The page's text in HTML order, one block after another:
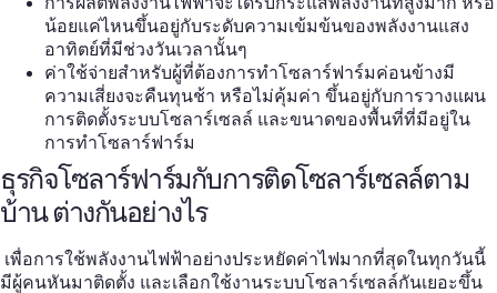
น้อยแค่ไหนขึ้นอยู่กับระดับความเข้มข้นของพลังงานแสง
อาทิตย์ที่มีช่วงวันเวลานั้นๆ
ค่าใช้จ่ายสำหรับผู้ที่ต้องการทำโซลาร์ฟาร์มค่อนข้างมี
ความเสี่ยงจะคืนทุนช้า หรือไม่คุ้มค่า ขึ้นอยู่กับการวางแผน
การติดตั้งระบบโซลาร์เซลล์ และขนาดของพื้นที่ที่มีอยู่ใน
การทำโซลาร์ฟาร์ม
ธุรกิจโซลาร์ฟาร์มกับการติดโซลาร์เซลล์ตาม
บ้าน ต่างกันอย่างไร
เพื่อการใช้พลังงานไฟฟ้าอย่างประหยัดค่าไฟมากที่สุดในทุกวันนี้
มีผู้คนหันมาติดตั้ง และเลือกใช้งานระบบโซลาร์เซลล์กันเยอะขึ้น